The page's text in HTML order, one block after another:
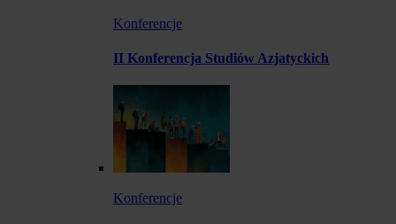
Konferencje
II Konferencja Studiów Azjatyckich
Konferencje